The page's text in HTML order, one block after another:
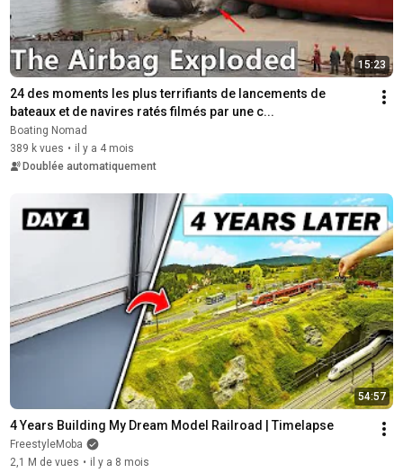
15:23
24 des moments les plus terrifiants de lancements de
bateaux et de navires ratés filmés par une c...
Boating Nomad
389 k vues • il y a 4 mois
Doublée automatiquement
54:57
4 Years Building My Dream Model Railroad | Timelapse
FreestyleMoba
2,1 M de vues • il y a 8 mois